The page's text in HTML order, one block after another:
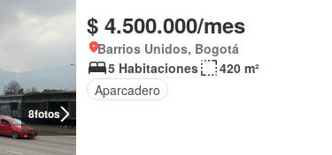
8fotos
$ 4.500.000/mes
Barrios Unidos, Bogotá
5 Habitaciones
420 m²
Aparcadero